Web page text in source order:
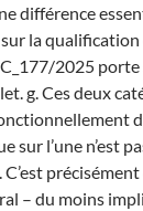
différence
la qualification
2025
g. Ces deux
sur l’une n’est
– du moins